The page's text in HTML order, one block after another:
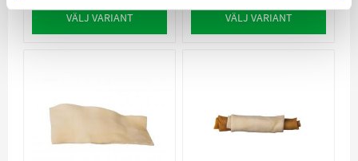
VÄLJ VARIANT VÄLJ VARIANT